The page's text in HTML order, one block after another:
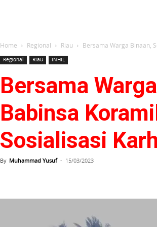
Home Regional Riau Bersama Warga Binaan,
Regional Riau INHIL
Bersama
Babinsa
Sosialisasi
By Muhammad Yusuf - 15/03/2023